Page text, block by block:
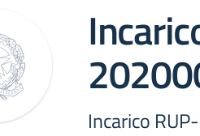
Incarico